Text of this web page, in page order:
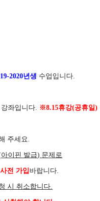
2020년생 수업입니다.
강좌입니다. ※8.15휴강(공휴일)
주세요.
아이핀 발급) 문제로
사전 가입 바랍니다.
시 취소합니다.